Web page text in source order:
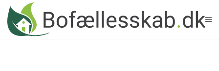
Skip to main content